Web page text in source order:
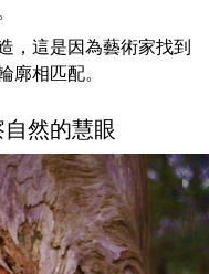
，這是因為藝術家找到
廓相匹配。
然的慧眼